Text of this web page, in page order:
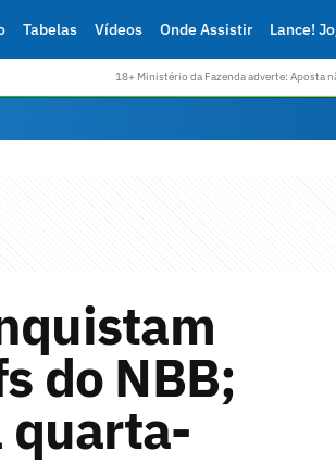
Tabelas Vídeos Onde Assistir Lance!
18+ Ministério da Fazenda adverte: Aposta
do NBB;
quarta-